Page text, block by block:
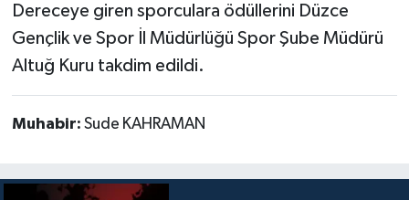
Dereceye giren sporculara ödüllerini Düzce
Gençlik ve Spor İl Müdürlüğü Spor Şube Müdürü
Altuğ Kuru takdim edildi.
Muhabir: Sude KAHRAMAN